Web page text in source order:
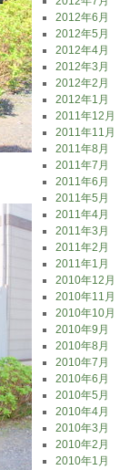
2012年6月
2012年5月
2012年4月
2012年3月
2012年2月
2012年1月
2011年12月
2011年11月
2011年8月
2011年7月
2011年6月
2011年5月
2011年4月
2011年3月
2011年2月
2011年1月
2010年12月
2010年11月
2010年10月
2010年9月
2010年8月
2010年7月
2010年6月
2010年5月
2010年4月
2010年3月
2010年2月
2010年1月